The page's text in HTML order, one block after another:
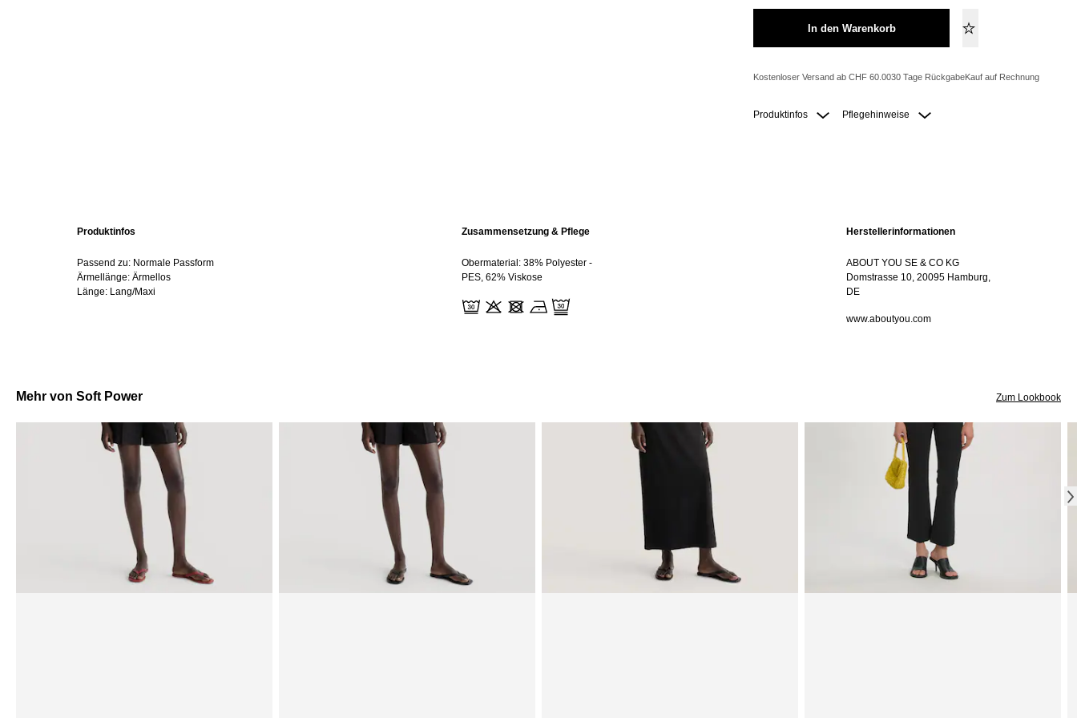
In den Warenkorb
Kostenloser Versand ab CHF 60.0030 Tage RückgabeKauf auf Rechnung
Produktinfos Pflegehinweise
Produktinfos
Passend zu: Normale Passform
Ärmellänge: Ärmellos
Länge: Lang/Maxi
Zusammensetzung & Pflege
Obermaterial: 38% Polyester -
PES, 62% Viskose
Herstellerinformationen
ABOUT YOU SE & CO KG
Domstrasse 10, 20095 Hamburg,
DE
www.aboutyou.com
Mehr von Soft Power Zum Lookbook